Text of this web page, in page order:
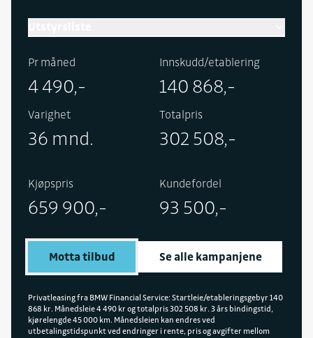
Tilhengerfeste, rattvarme, Parking Assistant Plus,
Ambient-lyspakke, og oppbevaring med trådløs
Professional med Head-up display og Aktiv Cruise
Control, solbeskyttede ruter, Comfort Access og
Pr måned
4 490,-
Innskudd/etablering
140 868,-
Varighet
36 mnd.
Totalpris
302 508,-
Kjøpspris
659 900,-
Kundefordel
93 500,-
Motta tilbud Se alle kampanjene
Privatleasing fra BMW Financial Service: Startleie/etableringsgebyr 140
868 kr. Månedsleie 4 490 kr og totalpris 302 508 kr. 3 års bindingstid,
kjørelengde 45 000 km. Månedsleien kan endres ved
utbetalingstidspunkt ved endringer i rente, pris og avgifter mellom